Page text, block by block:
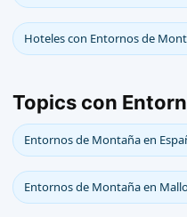
Hoteles con Entornos de
Topics con
Entornos de Montaña en
Entornos de Montaña en